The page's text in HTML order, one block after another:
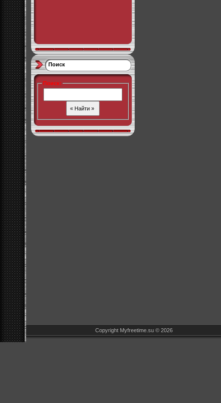
Поиск
Поиск:
Copyright Myfreetime.su © 2026